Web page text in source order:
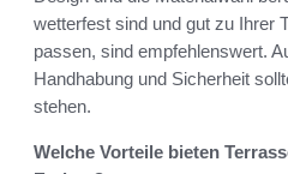
wetterfest sind und gut zu Ihrer
passen, sind empfehlenswert.
Handhabung und Sicherheit
stehen.
Welche Vorteile bieten